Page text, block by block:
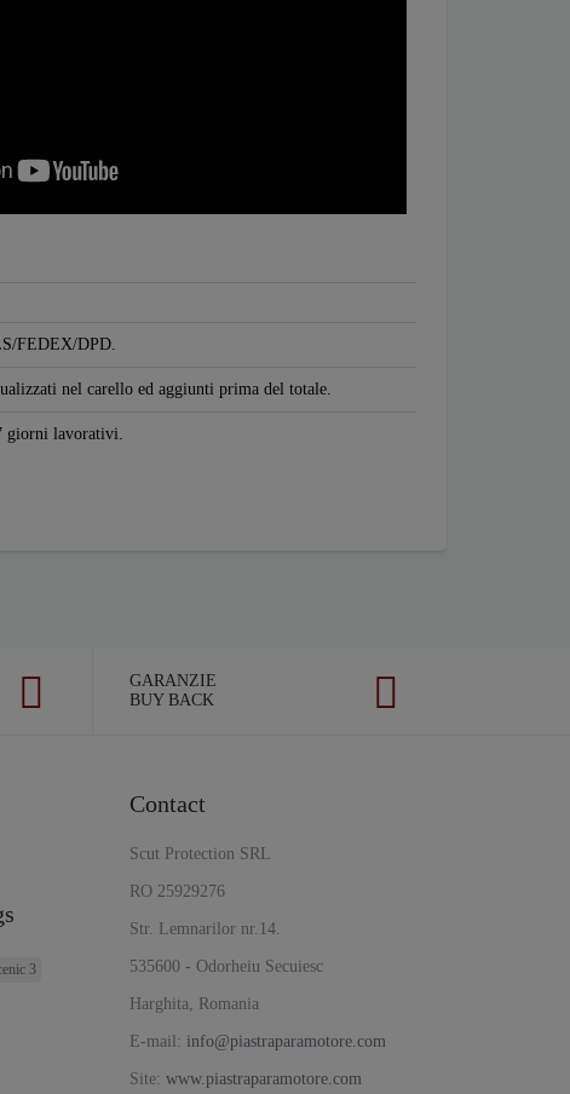
FEDEX/DPD.
nel carello ed aggiunti prima del totale.
giorni lavorativi.
GARANZIE
BUY BACK
3
Contact
Scut Protection SRL
RO 25929276
Str. Lemnarilor nr.14.
535600 - Odorheiu Secuiesc
Harghita, Romania
E-mail: info@piastraparamotore.com
Site: www.piastraparamotore.com